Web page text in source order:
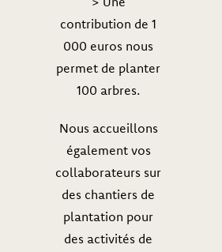
contribution de 1
000 euros nous
permet de planter
100 arbres.
Nous accueillons
également vos
collaborateurs sur
des chantiers de
plantation pour
des activités de